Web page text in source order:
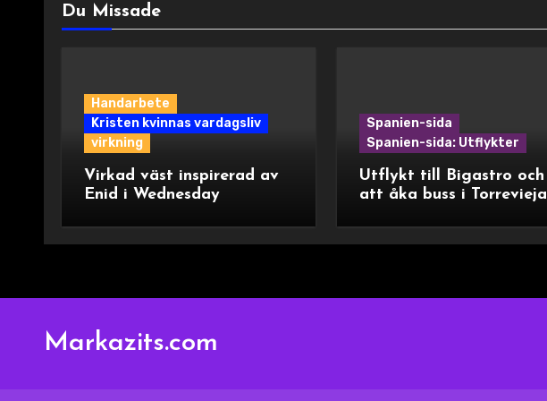
Du Missade
Handarbete
Kristen kvinnas vardagsliv
virkning
Virkad väst inspirerad av
Enid i Wednesday
Spanien-sida
Spanien-sida: Utflykter
Utflykt till Bigastro och
att åka buss i Torrevieja
Markazits.com